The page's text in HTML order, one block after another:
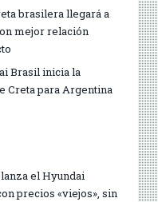
brasilera llegará a
mejor relación
Brasil inicia la
Creta para Argentina
el Hyundai
precios «viejos», sin